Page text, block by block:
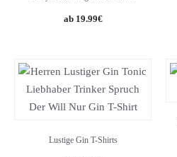
19.99€
Lustige Gin T-Shirts